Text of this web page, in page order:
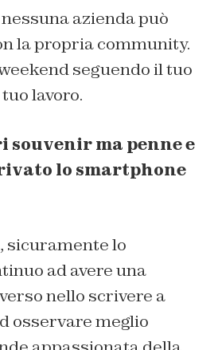
azienda può
la propria community.
seguendo il tuo
lavoro.
souvenir ma penne e
lo smartphone
sicuramente lo
ad avere una
nello scrivere a
osservare meglio